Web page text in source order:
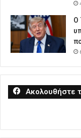
Ο
Ακολουθήστε